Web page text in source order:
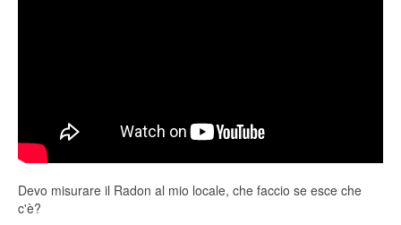
Devo misurare il Radon al mio locale, che faccio se esce che
c'è?